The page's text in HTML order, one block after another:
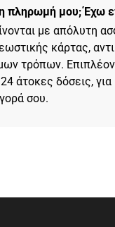
η πληρωμή μου; Έχω
με απόλυτη
κάρτας,
τρόπων.
άτοκες δόσεις,
σου.